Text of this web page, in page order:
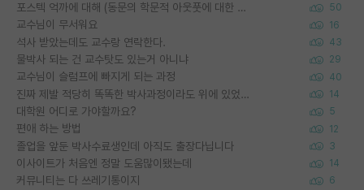
포스텍 억까에 대해 (동문의 학문적 아웃풋에 대한 반박) 50
교수님이 무서워요 16
석사 받았는데도 교수랑 연락한다. 43
물박사 되는 건 교수탓도 있는거 아니냐 29
교수님이 슬럼프에 빠지게 되는 과정 40
진짜 제발 적당히 똑똑한 박사과정이라도 위에 있었으면.. 14
대학원 어디로 가야할까요? 5
편애 하는 방법 12
졸업을 앞둔 박사수료생인데 아직도 출장다닙니다 3
이사이트가 처음엔 정말 도움많이됐는데 14
커뮤니티는 다 쓰레기통이지 6